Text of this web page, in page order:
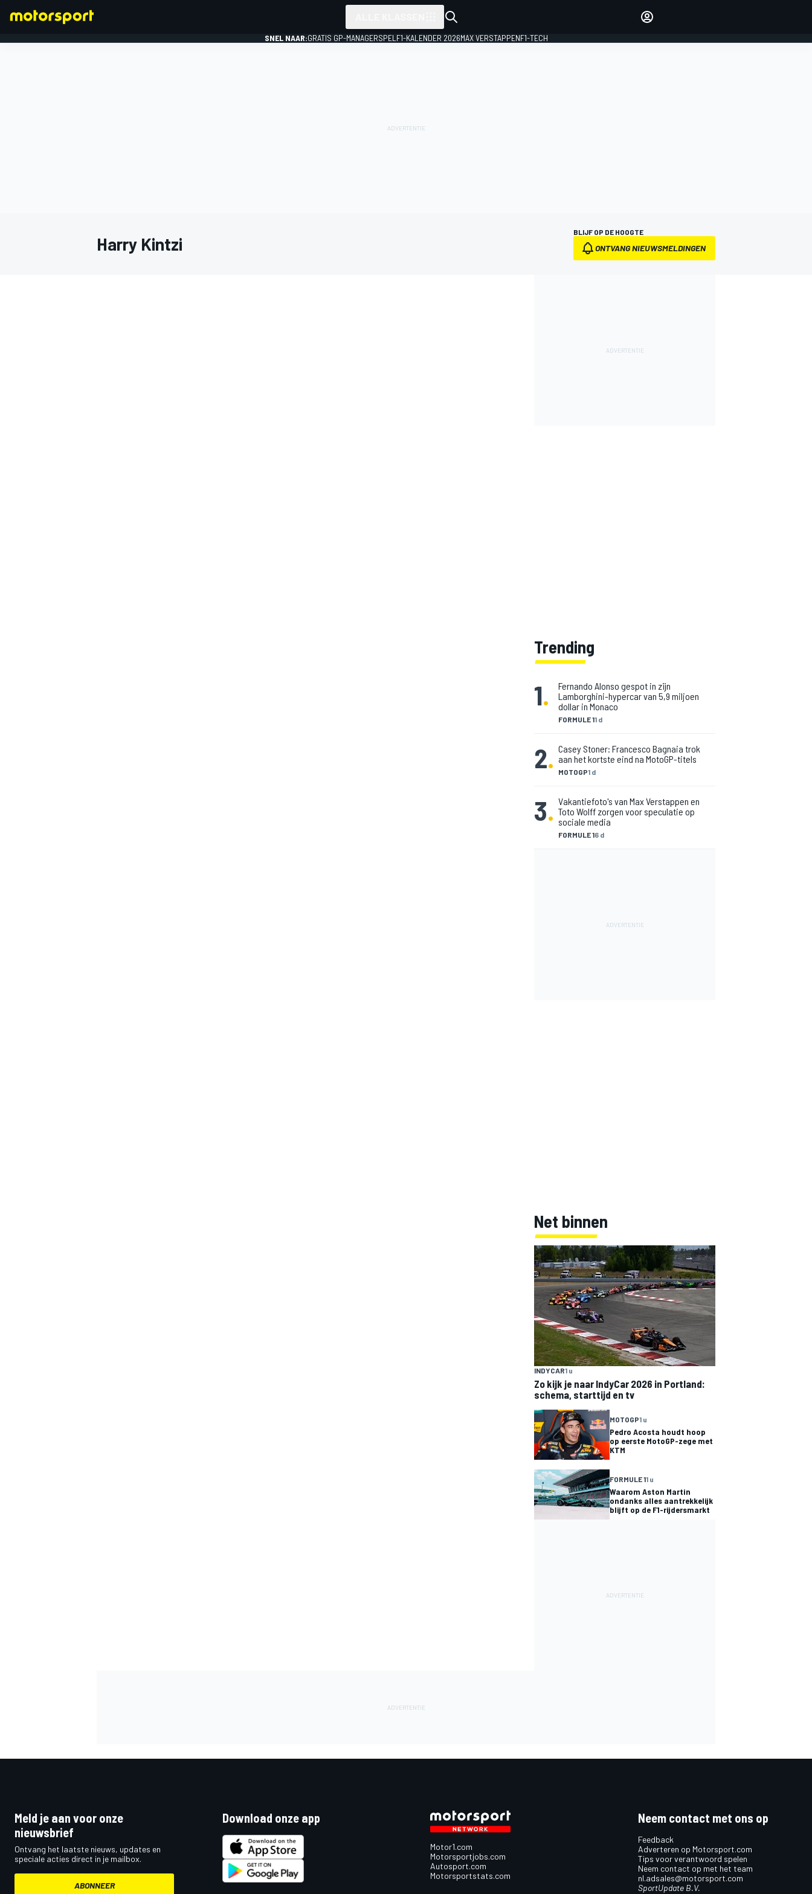
SNEL NAAR:GRATIS GP-MANAGERSPEL F1-KALENDER 2026MAX VERSTAPPENF1-TECH
Harry Kintzi
BLIJF OP DE HOOGTE
ONTVANG NIEUWSMELDINGEN
Trending
1.
FORMULE 11 d
Fernando Alonso gespot in zijn
Lamborghini-hypercar van 5,9 miljoen
dollar in Monaco
2. MOTOGP1 d
Casey Stoner: Francesco Bagnaia trok
aan het kortste eind na MotoGP-titels
3.
FORMULE 16 d
Vakantiefoto's van Max Verstappen en
Toto Wolff zorgen voor speculatie op
sociale media
Net binnen
INDYCAR1 u
Zo kijk je naar IndyCar 2026 in Portland:
schema, starttijd en tv
MOTOGP1 u
Pedro Acosta houdt hoop
op eerste MotoGP-zege met
KTM
FORMULE 11 u
Waarom Aston Martin
ondanks alles aantrekkelijk
blijft op de F1-rijdersmarkt
Meld je aan voor onze
nieuwsbrief
Ontvang het laatste nieuws, updates en
speciale acties direct in je mailbox.
ABONNEER
Download onze app
Motor1.com
Motorsportjobs.com
Autosport.com
Motorsportstats.com
Neem contact met ons op
Feedback
Adverteren op Motorsport.com
Tips voor verantwoord spelen
Neem contact op met het team
nl.adsales@motorsport.com
SportUpdate B.V.